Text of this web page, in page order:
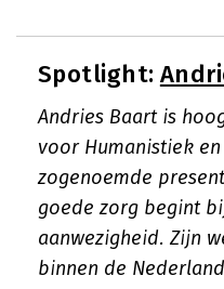
Spotlight:
Andries Baart is
voor Humanistiek
zogenoemde
goede zorg begint
aanwezigheid. Zijn
binnen de